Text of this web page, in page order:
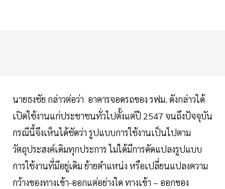
นายธงชัย กล่าวต่อว่า อาคารจอดรถของ รฟม. ดังกล่าวได้
เปิดใช้งานแก่ประชาชนทั่วไปตั้งแต่ปี 2547 จนถึงปัจจุบัน
กรณีนี้จึงเห็นได้ชัดว่า รูปแบบการใช้งานเป็นไปตาม
วัตถุประสงค์เดิมทุกประการ ไม่ได้มีการดัดแปลงรูปแบบ
การใช้งานที่มีอยู่เดิม ย้ายตำแหน่ง หรือเปลี่ยนแปลงความ
กว้างของทางเข้า-ออกแต่อย่างใด ทางเข้า – ออกของ